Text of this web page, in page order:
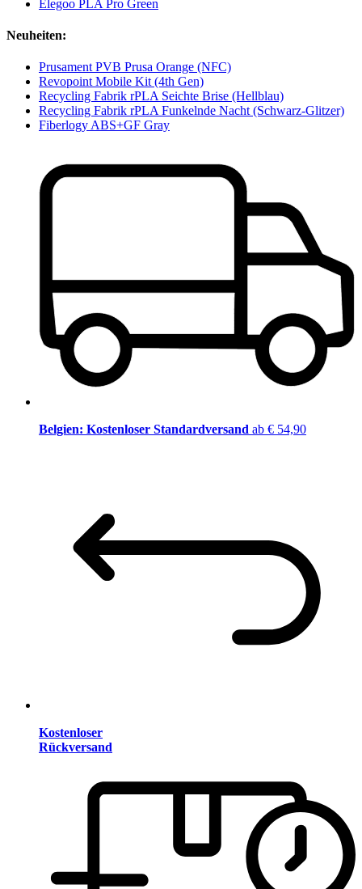
Elegoo PLA Pro Green
Neuheiten:
Prusament PVB Prusa Orange (NFC)
Revopoint Mobile Kit (4th Gen)
Recycling Fabrik rPLA Seichte Brise (Hellblau)
Recycling Fabrik rPLA Funkelnde Nacht (Schwarz-Glitzer)
Fiberlogy ABS+GF Gray
Belgien: Kostenloser Standardversand ab € 54,90
Kostenloser
Rückversand